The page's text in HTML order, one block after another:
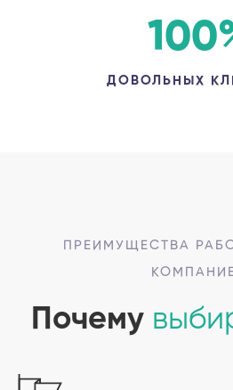
100
ДОВОЛЬНЫХ
ПРЕИМУЩЕСТВА
Почему